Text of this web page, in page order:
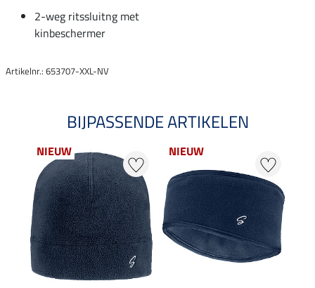
2-weg ritssluitng met
kinbeschermer
Artikelnr.: 653707-XXL-NV
BIJPASSENDE ARTIKELEN
NIEUW NIEUW